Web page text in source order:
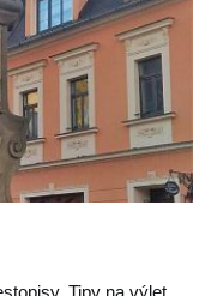
Tipy na výlet,